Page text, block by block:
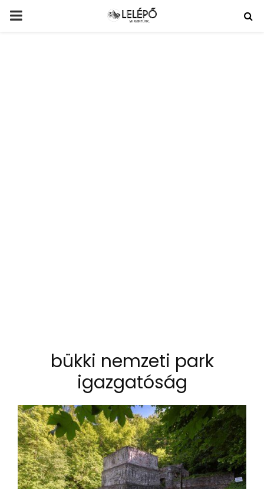
PRIMARY
bükki nemzeti park
igazgatóság